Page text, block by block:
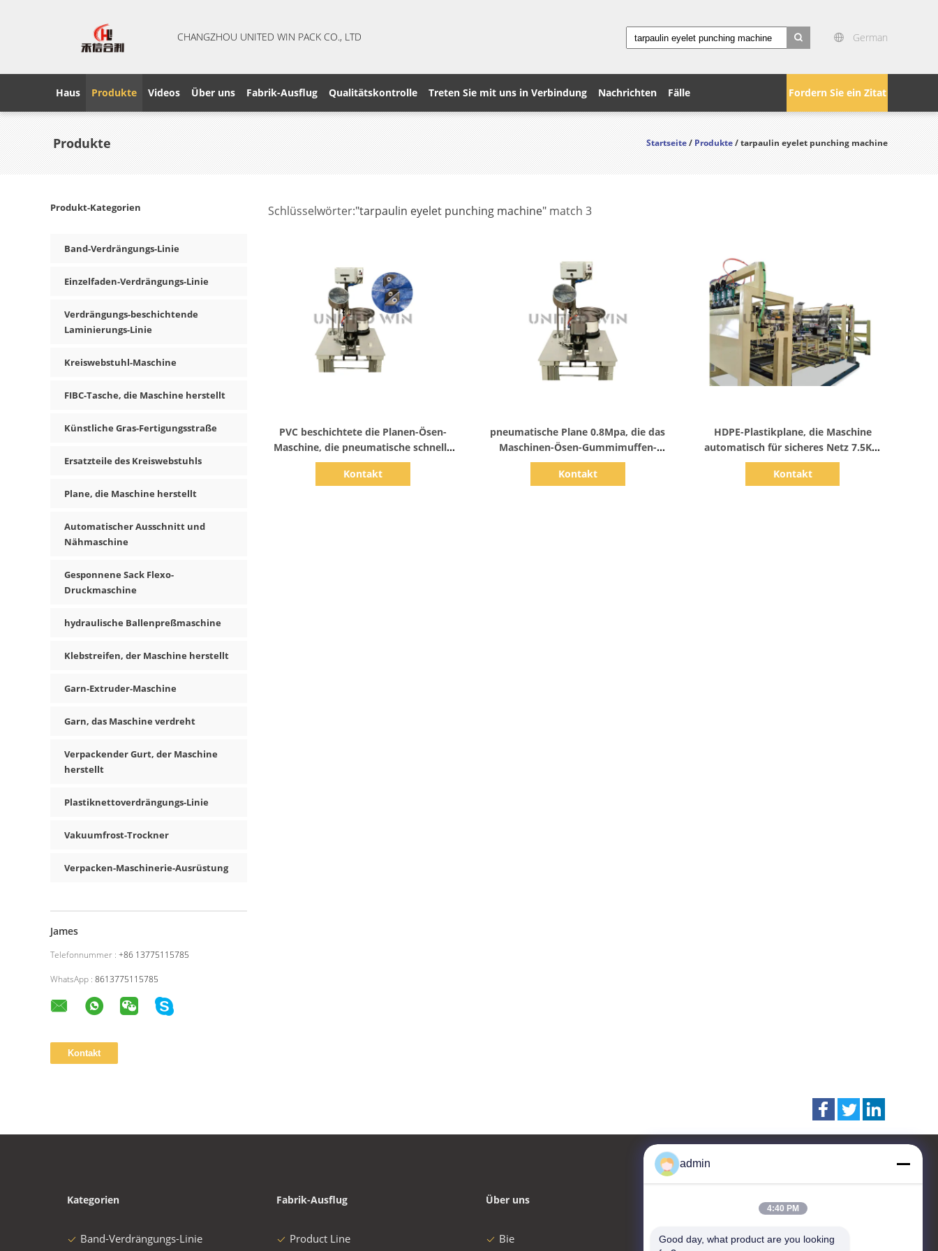
CHANGZHOU UNITED WIN PACK CO., LTD
German
Fordern Sie ein Zitat
Haus Produkte Videos Über uns Fabrik-Ausflug Qualitätskontrolle Treten Sie mit uns in Verbindung Nachrichten Fälle
Produkte Startseite/Produkte/ tarpaulin eyelet punching machine
Produkt-Kategorien
Band-Verdrängungs-Linie
Einzelfaden-Verdrängungs-Linie
Verdrängungs-beschichtende
Laminierungs-Linie
Kreiswebstuhl-Maschine
FIBC-Tasche, die Maschine herstellt
Künstliche Gras-Fertigungsstraße
Ersatzteile des Kreiswebstuhls
Plane, die Maschine herstellt
Automatischer Ausschnitt und
Nähmaschine
Gesponnene Sack Flexo-
Druckmaschine
hydraulische Ballenpreßmaschine
Klebstreifen, der Maschine herstellt
Garn-Extruder-Maschine
Garn, das Maschine verdreht
Verpackender Gurt, der Maschine
herstellt
Plastiknettoverdrängungs-Linie
Vakuumfrost-Trockner
Verpacken-Maschinerie-Ausrüstung
James
Telefonnummer : +86 13775115785
WhatsApp : 8613775115785
Schlüsselwörter:"tarpaulin eyelet punching machine" match 3
PVC beschichtete die Planen-Ösen-
Maschine, die pneumatische schnelle
Geschwindigkeit locht
Kontakt
pneumatische Plane 0.8Mpa, die das
Maschinen-Ösen-Gummimuffen-
Lochen automatisch macht
Kontakt
HDPE-Plastikplane, die Maschine
automatisch für sicheres Netz 7.5KW
herstellt
Kontakt
Kategorien
Band-Verdrängungs-Linie
Fabrik-Ausflug
Product Line
Über uns
Bie
CHANGZHOU UNITED WIN
PACK CO.,LTD
admin
4:40 PM
Good day, what product are you looking